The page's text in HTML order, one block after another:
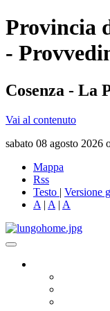
Provincia
-
Cosenza - La
Vai al contenuto
sabato 08 agosto 2026
Mappa
Rss
Testo | Versione
A | A | A